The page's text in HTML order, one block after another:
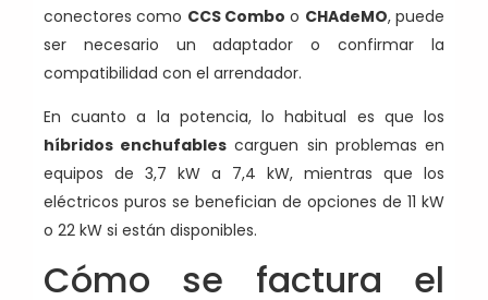
conectores como CCS Combo o CHAdeMO, puede
ser necesario un adaptador o confirmar la
compatibilidad con el arrendador.
En cuanto a la potencia, lo habitual es que los
híbridos enchufables carguen sin problemas en
equipos de 3,7 kW a 7,4 kW, mientras que los
eléctricos puros se benefician de opciones de 11 kW
o 22 kW si están disponibles.
Cómo se factura el